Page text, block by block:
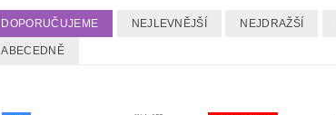
DOPORUČUJEME NEJLEVNĚJŠÍ NEJDRAŽŠÍ
ABECEDNĚ